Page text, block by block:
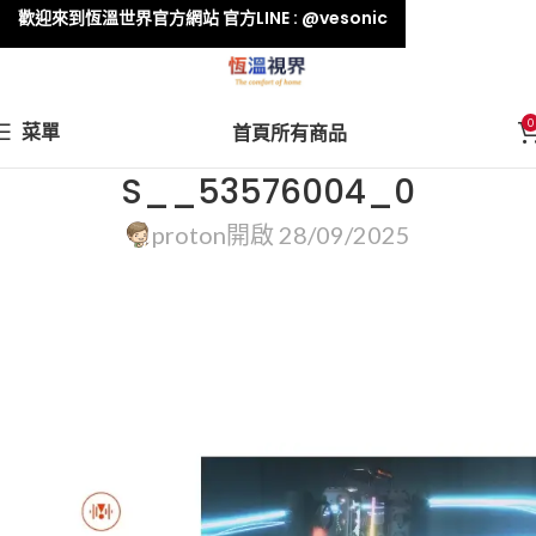
菜單 首頁所有商品 0
S__53576004_0
proton開啟 28/09/2025
歡迎來到恆溫世界官方網站 官方LINE : @vesonic